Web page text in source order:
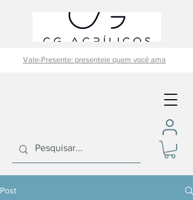
Vale-Presente: presenteie quem você ama
Post